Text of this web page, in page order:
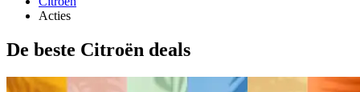
Acties
De beste Citroën deals